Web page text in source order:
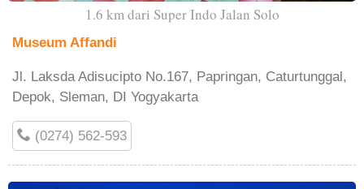
1.6 km dari Super Indo Jalan Solo
Museum Affandi
Jl. Laksda Adisucipto No.167, Papringan, Caturtunggal,
Depok, Sleman, DI Yogyakarta
(0274) 562-593